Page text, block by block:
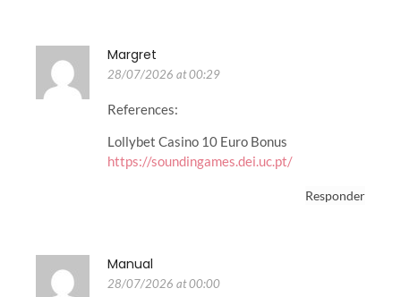
Margret
28/07/2026 at 00:29
References:
Lollybet Casino 10 Euro Bonus
https://soundingames.dei.uc.pt/
Responder
Manual
28/07/2026 at 00:00